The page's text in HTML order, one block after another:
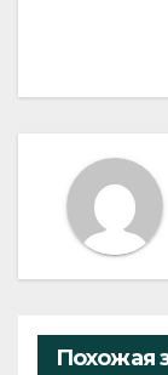
Похожая